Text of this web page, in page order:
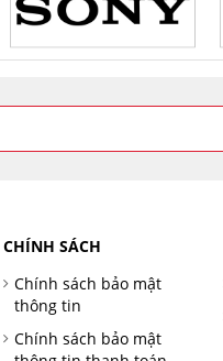
CHÍNH SÁCH
Chính sách bảo mật
thông tin
Chính sách bảo mật